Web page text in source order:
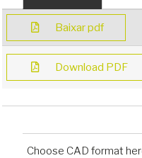
Baixar pdf
Download PDF
Choose CAD format